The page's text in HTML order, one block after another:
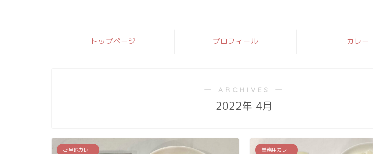
トップページ プロフィール カレー
― ARCHIVES ―
2022年 4月
ご当地カレー 業務用カレー